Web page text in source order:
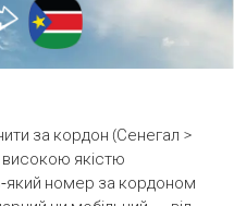
за кордон (Сенегал >
високою якістю
який номер за кордоном